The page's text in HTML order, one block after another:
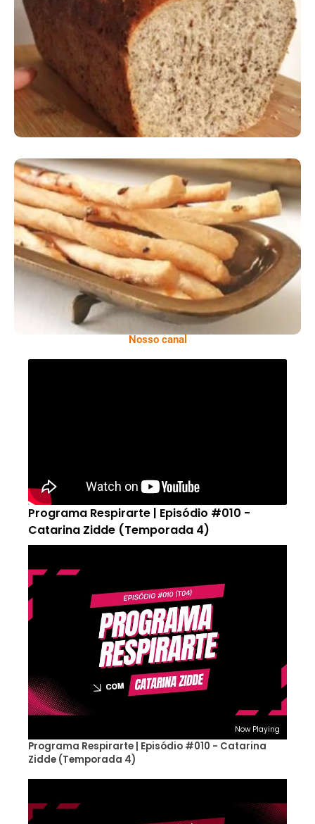
Comer Bem: Pão Low Carb
Comer Bem: Palitinhos De Cebola E Salsa
Nosso canal
Programa Respirarte | Episódio #010 -
Catarina Zidde (Temporada 4)
Now Playing
Programa Respirarte | Episódio #010 - Catarina
Zidde (Temporada 4)